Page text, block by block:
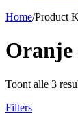
Home/Product
Oranje
Toont alle 3
Filters